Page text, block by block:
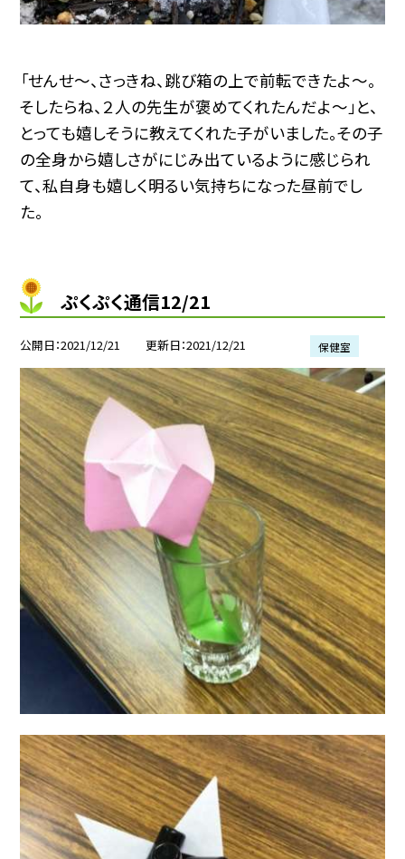
「せんせ〜、さっきね、跳び箱の上で前転できたよ〜。
そしたらね、２人の先生が褒めてくれたんだよ〜」と、
とっても嬉しそうに教えてくれた子がいました。その子
の全身から嬉しさがにじみ出ているように感じられ
て、私自身も嬉しく明るい気持ちになった昼前でし
た。
ぷくぷく通信12/21
公開日 2021/12/21 更新日 2021/12/21 保健室